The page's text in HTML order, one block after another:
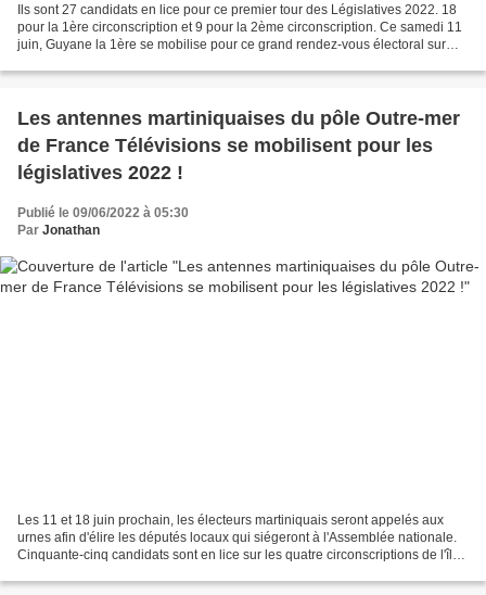
Ils sont 27 candidats en lice pour ce premier tour des Législatives 2022. 18
pour la 1ère circonscription et 9 pour la 2ème circonscription. Ce samedi 11
juin, Guyane la 1ère se mobilise pour ce grand rendez-vous électoral sur
Les antennes martiniquaises du pôle Outre-mer
de France Télévisions se mobilisent pour les
législatives 2022 !
Publié le 09/06/2022 à 05:30
Par Jonathan
Les 11 et 18 juin prochain, les électeurs martiniquais seront appelés aux
urnes afin d'élire les députés locaux qui siégeront à l'Assemblée nationale.
Cinquante-cinq candidats sont en lice sur les quatre circonscriptions de l'île.